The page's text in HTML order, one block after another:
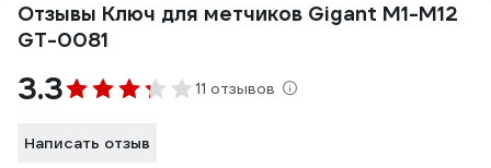
Отзывы Ключ для метчиков Gigant М1-М12
GT-0081
3.3 11 отзывов
Написать отзыв